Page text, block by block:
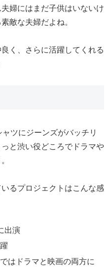
婦にはまだ子供はいないけ
敵な夫婦だよね。
く、さらに活躍してくれる
ツにジーンズがバッチリ
と渋い役どころでドラマや
るプロジェクトはこんな感
出演
はドラマと映画の両方に